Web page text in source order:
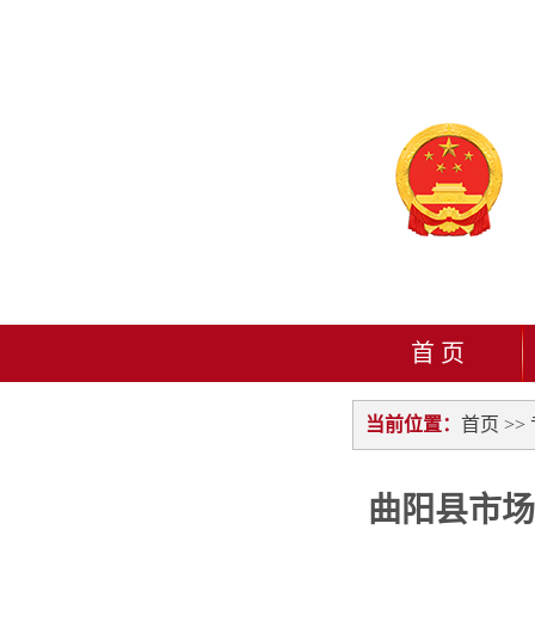
首 页
当前位置： 首页 >>
曲阳县市